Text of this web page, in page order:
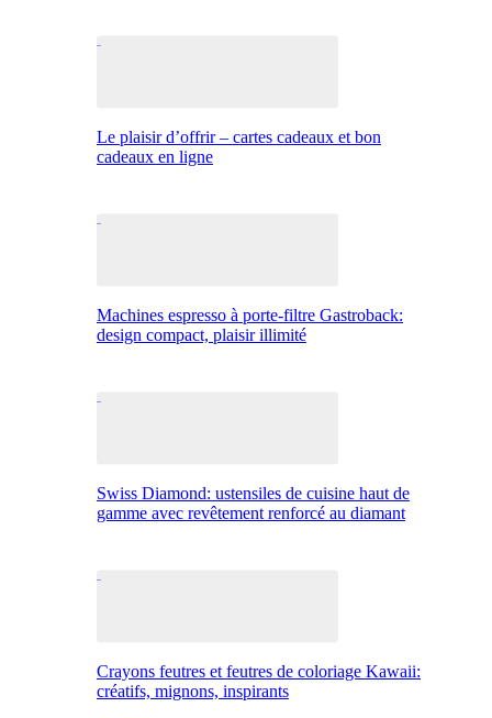
Le plaisir d’offrir – cartes cadeaux et bon
cadeaux en ligne
Machines espresso à porte-filtre Gastroback:
design compact, plaisir illimité
Swiss Diamond: ustensiles de cuisine haut de
gamme avec revêtement renforcé au diamant
Crayons feutres et feutres de coloriage Kawaii:
créatifs, mignons, inspirants